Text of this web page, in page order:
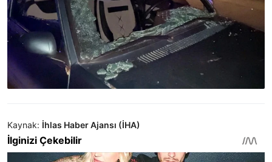
Kaynak: İhlas Haber Ajansı (İHA)